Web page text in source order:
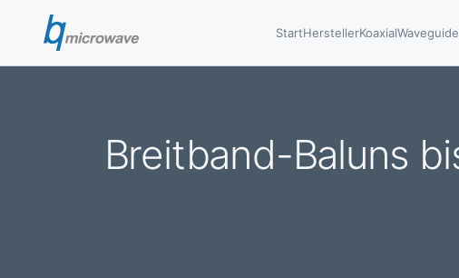
StartHerstellerKoaxialWaveguide
Breitband-Baluns